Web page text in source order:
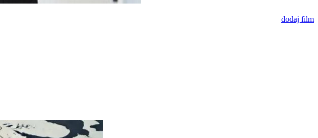
dodaj film